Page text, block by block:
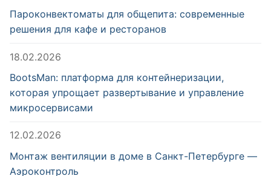
Пароконвектоматы для общепита: современные
решения для кафе и ресторанов
18.02.2026
BootsMan: платформа для контейнеризации,
которая упрощает развертывание и управление
микросервисами
12.02.2026
Монтаж вентиляции в доме в Санкт-Петербурге —
Аэроконтроль